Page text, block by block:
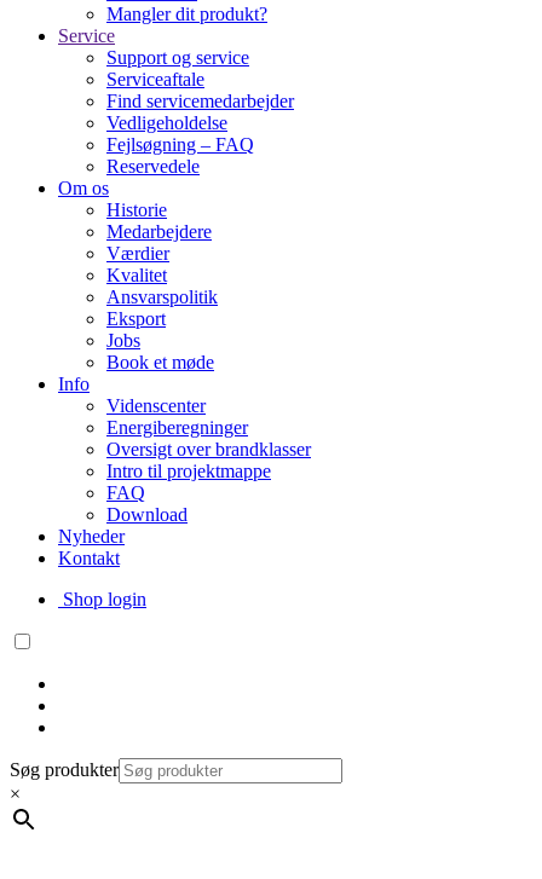
Mangler dit produkt?
Service
Support og service
Serviceaftale
Find servicemedarbejder
Vedligeholdelse
Fejlsøgning – FAQ
Reservedele
Om os
Historie
Medarbejdere
Værdier
Kvalitet
Ansvarspolitik
Eksport
Jobs
Book et møde
Info
Videnscenter
Energiberegninger
Oversigt over brandklasser
Intro til projektmappe
FAQ
Download
Nyheder
Kontakt
Shop login
Søg produkter
×